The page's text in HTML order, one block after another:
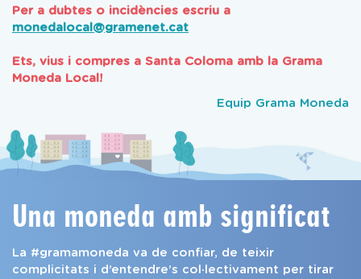
Per a dubtes o incidències escriu a
monedalocal@gramenet.cat
Ets, vius i compres a Santa Coloma amb la Grama
Moneda Local!
Equip Grama Moneda
Una moneda amb significat
La #gramamoneda va de confiar, de teixir
complicitats i d’entendre’s col·lectivament per tirar